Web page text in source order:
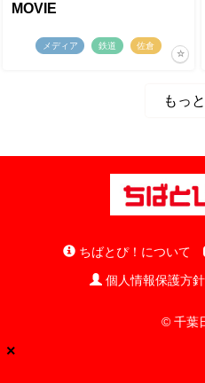
MOVIE
メディア 鉄道 佐倉
もっ
ちばとぴ！について
個人情報保護方針
© 千葉
×